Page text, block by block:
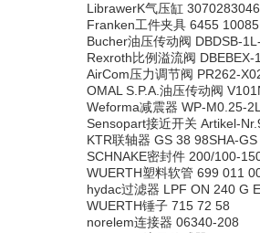
LibrawerK气压缸
Franken工件夹具 6455 10085
Bucher油压传动阀 DBDSB-
Rexroth比例溢流阀
AirCom压力调节阀 PR262-
OMAL S.P.A.油压传动阀
Weforma减震器 WP-M0.25-
Sensopart接近开关 Artikel-
KTR联轴器 GS 38 98SHA-
SCHNAKE密封件 200/100-
WUERTH塑料软管 699 011
hydac过滤器 LPF ON 240 G
WUERTH锤子 715 72 58
norelem连接器 06340-208